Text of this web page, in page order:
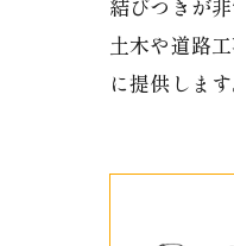
結びつきが
土木や道路
に提供しま